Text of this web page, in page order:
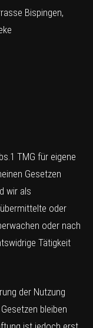
Bispingen,
TMG für eigene
Gesetzen
wir als
oder
oder nach
Tätigkeit
der Nutzung
bleiben